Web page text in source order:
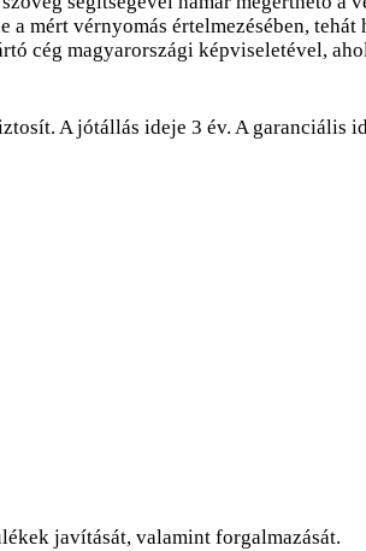
mért vérnyomás értelmezésében,
cég magyarországi képviseletével,
A jótállás ideje 3 év. A garanciális
javítását, valamint forgalmazását.